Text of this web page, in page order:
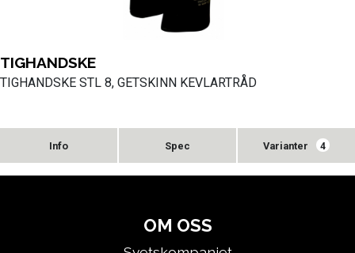
TIGHANDSKE
TIGHANDSKE STL 8, GETSKINN KEVLARTRÅD
Varianter 4
OM OSS